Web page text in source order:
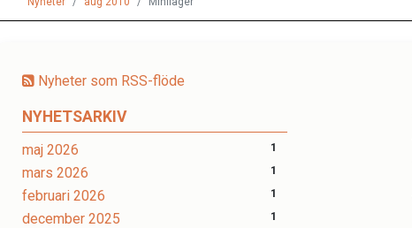
Nyheter som RSS-flöde
NYHETSARKIV
maj 2026 1
mars 2026 1
februari 2026 1
december 2025 1